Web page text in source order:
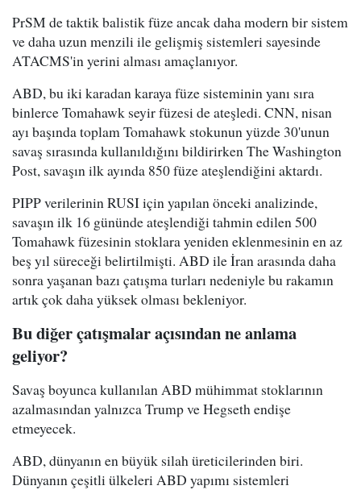
PrSM de taktik balistik füze ancak daha modern bir sistem
ve daha uzun menzili ile gelişmiş sistemleri sayesinde
ATACMS'in yerini alması amaçlanıyor.
ABD, bu iki karadan karaya füze sisteminin yanı sıra
binlerce Tomahawk seyir füzesi de ateşledi. CNN, nisan
ayı başında toplam Tomahawk stokunun yüzde 30'unun
savaş sırasında kullanıldığını bildirirken The Washington
Post, savaşın ilk ayında 850 füze ateşlendiğini aktardı.
PIPP verilerinin RUSI için yapılan önceki analizinde,
savaşın ilk 16 gününde ateşlendiği tahmin edilen 500
Tomahawk füzesinin stoklara yeniden eklenmesinin en az
beş yıl süreceği belirtilmişti. ABD ile İran arasında daha
sonra yaşanan bazı çatışma turları nedeniyle bu rakamın
artık çok daha yüksek olması bekleniyor.
Bu diğer çatışmalar açısından ne anlama
geliyor?
Savaş boyunca kullanılan ABD mühimmat stoklarının
azalmasından yalnızca Trump ve Hegseth endişe
etmeyecek.
ABD, dünyanın en büyük silah üreticilerinden biri.
Dünyanın çeşitli ülkeleri ABD yapımı sistemleri